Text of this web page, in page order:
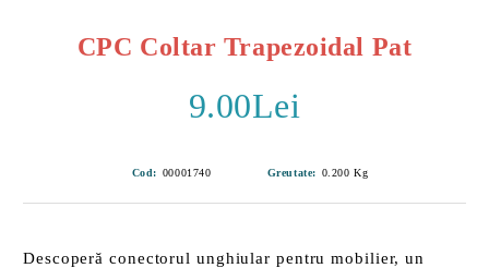
CPC Coltar Trapezoidal Pat
9.00Lei
Cod: 00001740 Greutate: 0.200 Kg
Descoperăconectorul unghiular pentru mobilier, un